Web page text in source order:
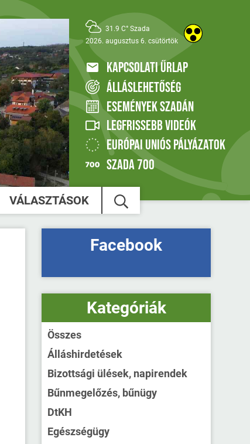
31.9 C° Szada
2026. augusztus 6. csütörtök
KAPCSOLATI ŰRLAP
ÁLLÁSLEHETŐSÉG
ESEMÉNYEK SZADÁN
LEGFRISSEBB VIDEÓK
EURÓPAI UNIÓS PÁLYÁZATOK
SZADA 700
VÁLASZTÁSOK
Facebook
Kategóriák
Összes
Álláshirdetések
Bizottsági ülések, napirendek
Bűnmegelőzés, bűnügy
DtKH
Egészségügy